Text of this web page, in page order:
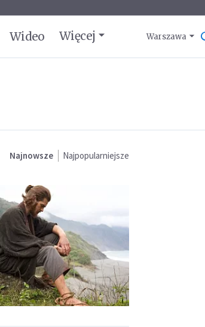
Wideo Więcej Warszawa
Najnowsze Najpopularniejsze